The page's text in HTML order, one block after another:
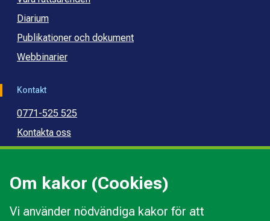
Om kakor (Cookies)
Vi använder nödvändiga kakor för att
Diarium
Publikationer och dokument
Webbinarier
Kontakt
0771-525 525
Kontakta oss
Press
Kommunal budget- och skuldrådgivning